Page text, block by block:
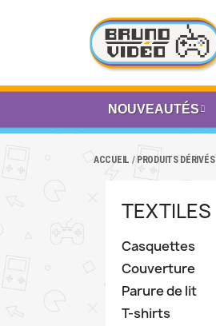
NOUVEAUTÉS
ACCUEIL PRODUITS DÉRIVÉS
TEXTILES
Casquettes
Couverture
Parure de lit
T-shirts